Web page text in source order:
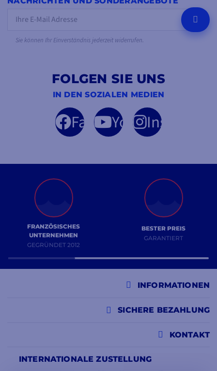
OK
Sie können Ihr Einverständnis jederzeit widerrufen.
FOLGEN SIE UNS
IN DEN SOZIALEN MEDIEN
FacebookYouTubeInstagram
FRANZÖSISCHES
UNTERNEHMEN
GEGRÜNDET 2012
BESTER PREIS
GARANTIERT
INFORMATIONEN
INTERNATIONALE ZUSTELLUNG
KONTAKT
SICHERE BEZAHLUNG